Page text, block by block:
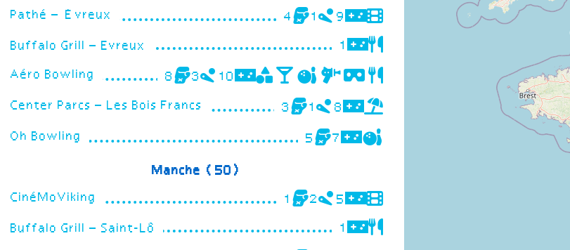
Pathé – Évreux 4 1 9
Buffalo Grill – Evreux 1
Aéro Bowling 8 3 10
Center Parcs – Les Bois Francs 3 1 8
Oh Bowling 5 7
Manche (50)
CinéMoViking 1 2 5
Buffalo Grill – Saint-Lô 1